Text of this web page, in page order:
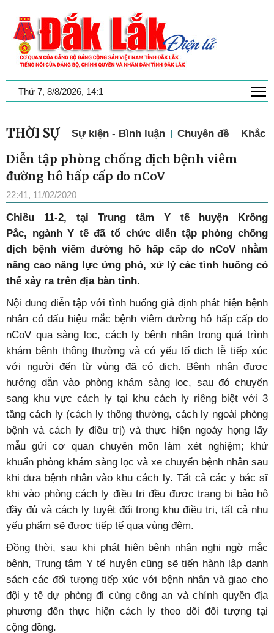
Thứ 7, 8/8/2026, 14:1
THỜI SỰ Sự kiện - Bình luận Chuyên đề Khắc
Diễn tập phòng chống dịch bệnh viêm
đường hô hấp cấp do nCoV
22:41, 11/02/2020
Chiều 11-2, tại Trung tâm Y tế huyện Krông
Pắc, ngành Y tế đã tổ chức diễn tập phòng chống
dịch bệnh viêm đường hô hấp cấp do nCoV nhằm
nâng cao năng lực ứng phó, xử lý các tình huống có
thể xảy ra trên địa bàn tỉnh.
Nội dung diễn tập với tình huống giả định phát hiện bệnh
nhân có dấu hiệu mắc bệnh viêm đường hô hấp cấp do
nCoV qua sàng lọc, cách ly bệnh nhân trong quá trình
khám bệnh thông thường và có yếu tố dịch tễ tiếp xúc
với người đến từ vùng đã có dịch. Bệnh nhân được
hướng dẫn vào phòng khám sàng lọc, sau đó chuyển
sang khu vực cách ly tại khu cách ly riêng biệt với 3
tầng cách ly (cách ly thông thường, cách ly ngoài phòng
bệnh và cách ly điều trị) và thực hiện ngoáy họng lấy
mẫu gửi cơ quan chuyên môn làm xét nghiệm; khử
khuẩn phòng khám sàng lọc và xe chuyển bệnh nhân sau
khi đưa bệnh nhân vào khu cách ly. Tất cả các y bác sĩ
khi vào phòng cách ly điều trị đều được trang bị bảo hộ
đầy đủ và cách ly tuyệt đối trong khu điều trị, tất cả nhu
yếu phẩm sẽ được tiếp tế qua vùng đệm.
Đồng thời, sau khi phát hiện bệnh nhân nghi ngờ mắc
bệnh, Trung tâm Y tế huyện cũng sẽ tiến hành lập danh
sách các đối tượng tiếp xúc với bệnh nhân và giao cho
đội y tế dự phòng đi cùng công an và chính quyền địa
phương đến thực hiện cách ly theo dõi đối tượng tại
cộng đồng.